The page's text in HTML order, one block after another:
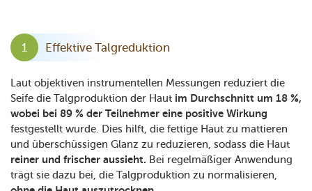
Effektive Talgreduktion
Laut objektiven instrumentellen Messungen reduziert die
Seife die Talgproduktion der Haut im Durchschnitt um 18 %,
wobei bei 89 % der Teilnehmer eine positive Wirkung
festgestellt wurde. Dies hilft, die fettige Haut zu mattieren
und überschüssigen Glanz zu reduzieren, sodass die Haut
reiner und frischer aussieht. Bei regelmäßiger Anwendung
trägt sie dazu bei, die Talgproduktion zu normalisieren,